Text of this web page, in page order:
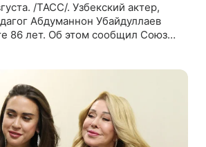
/ТАСС/. Узбекский актер,
Абдуманнон Убайдуллаев
86 лет. Об этом сообщил Союз